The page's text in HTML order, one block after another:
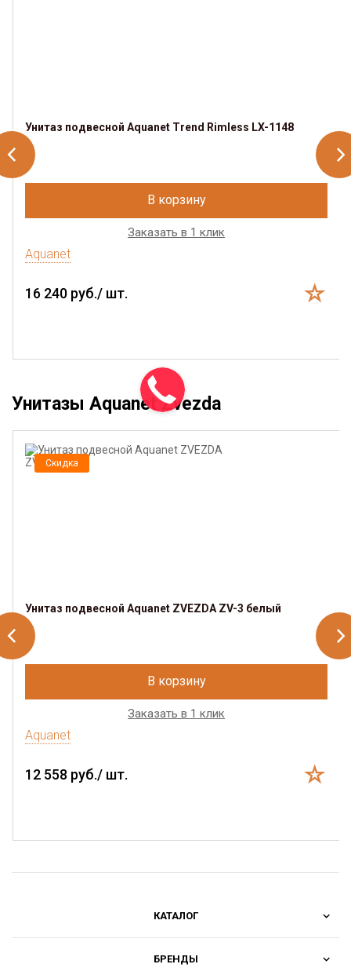
Унитаз подвесной Aquanet Trend Rimless LX-1148
В корзину
Заказать в 1 клик
Aquanet
16 240 руб./ шт.
Унитазы Aquanet Zvezda
Скидка
Унитаз подвесной Aquanet ZVEZDA ZV-3 белый
В корзину
Заказать в 1 клик
Aquanet
12 558 руб./ шт.
КАТАЛОГ
БРЕНДЫ